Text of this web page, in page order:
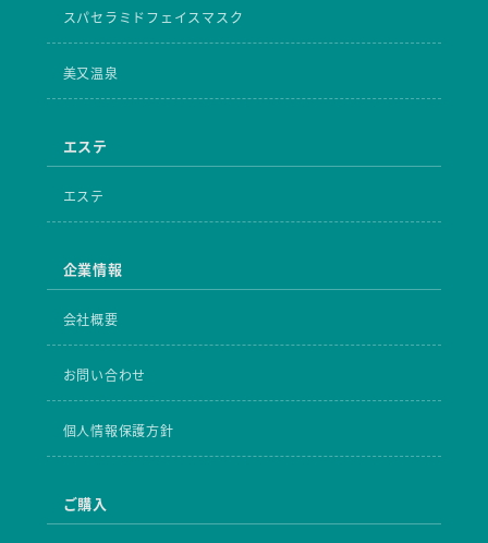
スパセラミドフェイスマスク
美又温泉
エステ
エステ
企業情報
会社概要
お問い合わせ
個人情報保護方針
ご購入